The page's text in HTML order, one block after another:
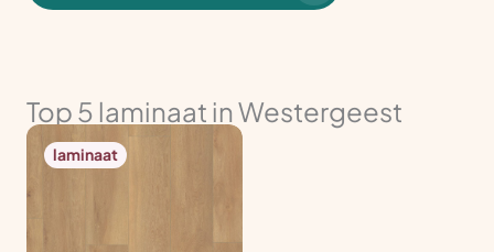
Top 5 laminaat in Westergeest
laminaat